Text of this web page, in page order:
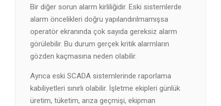
Bir diğer sorun alarm kirliliğidir. Eski sistemlerde
alarm öncelikleri doğru yapılandırılmamışsa
operatör ekranında çok sayıda gereksiz alarm
görülebilir. Bu durum gerçek kritik alarmların
gözden kaçmasına neden olabilir.
Ayrıca eski SCADA sistemlerinde raporlama
kabiliyetleri sınırlı olabilir. İşletme ekipleri günlük
üretim, tüketim, arıza geçmişi, ekipman